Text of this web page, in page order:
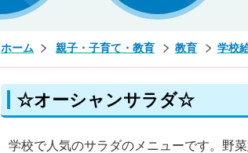
ホーム 親子・子育て・教育 教育 学校
☆オーシャンサラダ☆
学校で人気のサラダのメニューです。野